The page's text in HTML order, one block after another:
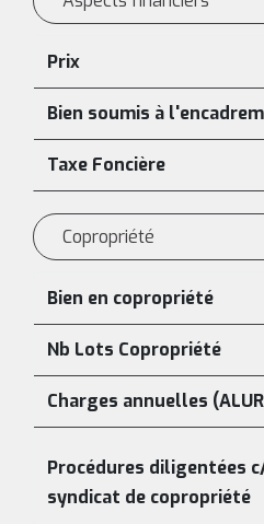
Prix
Bien soumis à
Taxe Foncière
Copropriété
Bien en copropriété
Nb Lots Copropriété
Charges annuelles
Procédures diligentées
syndicat de copropriété